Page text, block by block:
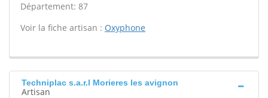
Département: 87
Voir la fiche artisan : Oxyphone
Techniplac s.a.r.l Morieres les avignon
Artisan